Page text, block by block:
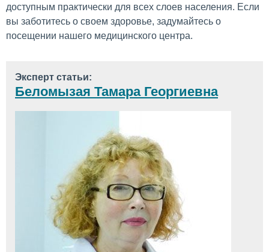
доступным практически для всех слоев населения. Если
вы заботитесь о своем здоровье, задумайтесь о
посещении нашего медицинского центра.
Эксперт статьи:
Беломызая Тамара Георгиевна